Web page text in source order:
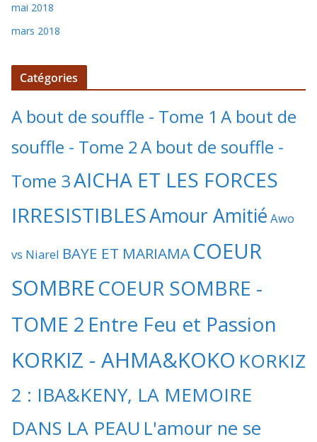
mai 2018
mars 2018
Catégories
A bout de souffle - Tome 1 A bout de
souffle - Tome 2A bout de souffle -
Tome 3AICHA ET LES FORCES
IRRESISTIBLESAmour Amitié Awo
vs Niarel BAYE ET MARIAMA COEUR
SOMBRECOEUR SOMBRE -
TOME 2 Entre Feu et Passion
KORKIZ - AHMA&KOKO KORKIZ
2 : IBA&KENY, LA MEMOIRE
DANS LA PEAU L'amour ne se